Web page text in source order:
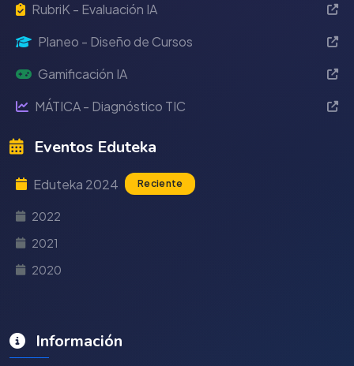
RubriK - Evaluación IA
Planeo - Diseño de Cursos
Gamificación IA
MÁTICA - Diagnóstico TIC
Eventos Eduteka
Eduteka 2024 Reciente
2022
2021
2020
Información